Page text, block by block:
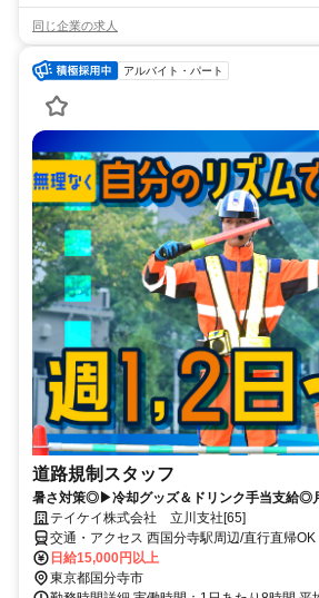
同じ企業の求人
アルバイト・パート
道路規制スタッフ
暑さ対策◎▶冷却グッズ＆ドリンク手当支給◎
テイケイ株式会社 立川支社[65]
交通・アクセス 西国分寺駅周辺/直行直帰OK
日給15,000円以上
東京都国分寺市